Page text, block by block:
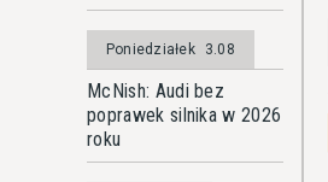
Poniedziałek 3.08
McNish: Audi bez
poprawek silnika w 2026
roku